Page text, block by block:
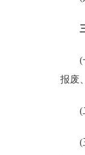
三
(一)
报废
(二)
(三)